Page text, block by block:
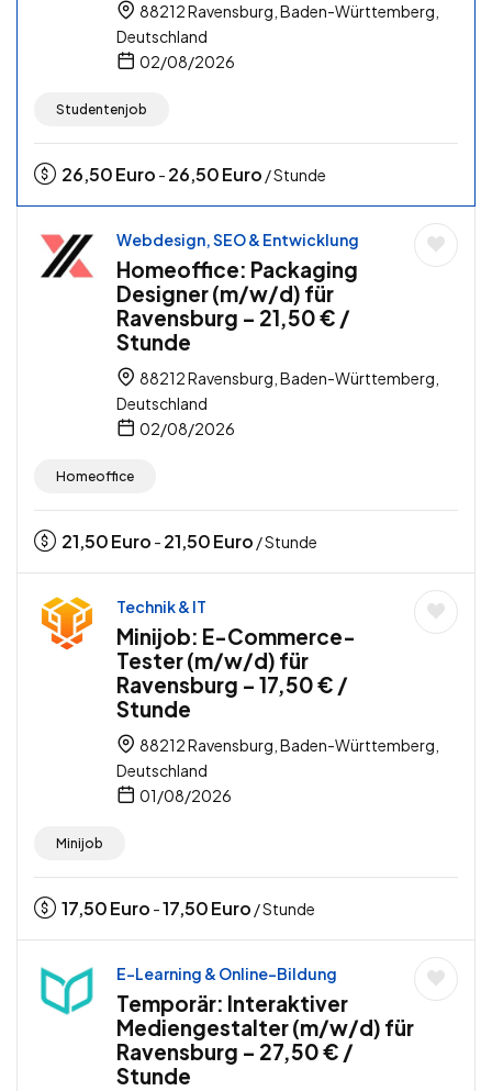
88212 Ravensburg, Baden-Württemberg,
Deutschland
02/08/2026
Studentenjob
26,50Euro - 26,50Euro / Stunde
Webdesign, SEO & Entwicklung
Homeoffice: Packaging
Designer (m/w/d) für
Ravensburg – 21,50 € /
Stunde
88212 Ravensburg, Baden-Württemberg,
Deutschland
02/08/2026
Homeoffice
21,50Euro - 21,50Euro / Stunde
Technik & IT
Minijob: E-Commerce-
Tester (m/w/d) für
Ravensburg – 17,50 € /
Stunde
88212 Ravensburg, Baden-Württemberg,
Deutschland
01/08/2026
Minijob
17,50Euro -17,50Euro / Stunde
E-Learning & Online-Bildung
Temporär: Interaktiver
Mediengestalter (m/w/d) für
Ravensburg – 27,50 € /
Stunde